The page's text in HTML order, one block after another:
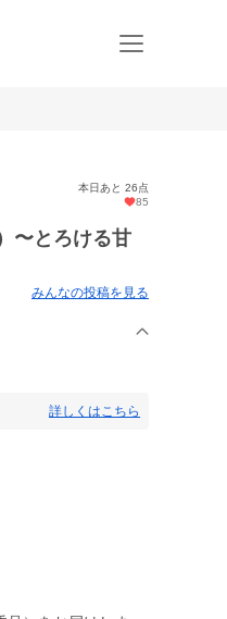
本日あと 26点
85
〜とろける甘
みんなの投稿を見る
詳しくはこちら